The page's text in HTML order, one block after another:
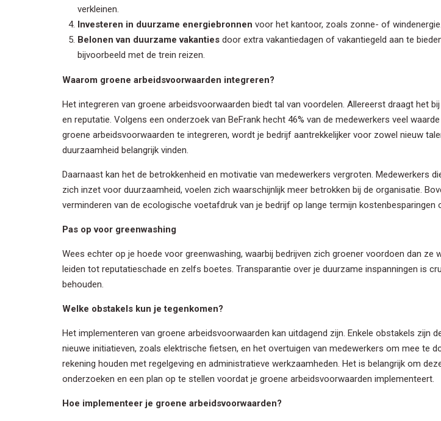
verkleinen.
Investeren in duurzame energiebronnen voor het kantoor, zoals zonne- of windenergie.
Belonen van duurzame vakanties door extra vakantiedagen of vakantiegeld aan te
bijvoorbeeld met de trein reizen.
Waarom groene arbeidsvoorwaarden integreren?
Het integreren van groene arbeidsvoorwaarden biedt tal van voordelen. Allereerst draagt het
en reputatie. Volgens een onderzoek van BeFrank hecht 46% van de medewerkers veel
groene arbeidsvoorwaarden te integreren, wordt je bedrijf aantrekkelijker voor zowel nieuw
duurzaamheid belangrijk vinden.
Daarnaast kan het de betrokkenheid en motivatie van medewerkers vergroten. Medewerkers
zich inzet voor duurzaamheid, voelen zich waarschijnlijk meer betrokken bij de organisatie.
verminderen van de ecologische voetafdruk van je bedrijf op lange termijn kostenbesparingen
Pas op voor greenwashing
Wees echter op je hoede voor greenwashing, waarbij bedrijven zich groener voordoen dan ze
leiden tot reputatieschade en zelfs boetes. Transparantie over je duurzame inspanningen is
behouden.
Welke obstakels kun je tegenkomen?
Het implementeren van groene arbeidsvoorwaarden kan uitdagend zijn. Enkele obstakels zijn
nieuwe initiatieven, zoals elektrische fietsen, en het overtuigen van medewerkers om mee te
rekening houden met regelgeving en administratieve werkzaamheden. Het is belangrijk om
onderzoeken en een plan op te stellen voordat je groene arbeidsvoorwaarden implementeert.
Hoe implementeer je groene arbeidsvoorwaarden?
Wilt u op de hoogte gehouden worden? Gebruik dan
voor onze nieuwsbrief.